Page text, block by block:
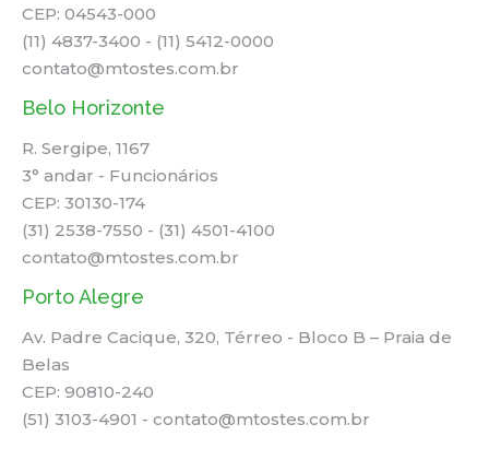
CEP: 04543-000
(11) 4837-3400 - (11) 5412-0000
contato@mtostes.com.br
Belo Horizonte
R. Sergipe, 1167
3° andar - Funcionários
CEP: 30130-174
(31) 2538-7550 - (31) 4501-4100
contato@mtostes.com.br
Porto Alegre
Av. Padre Cacique, 320, Térreo - Bloco B – Praia de
Belas
CEP: 90810-240
(51) 3103-4901 - contato@mtostes.com.br